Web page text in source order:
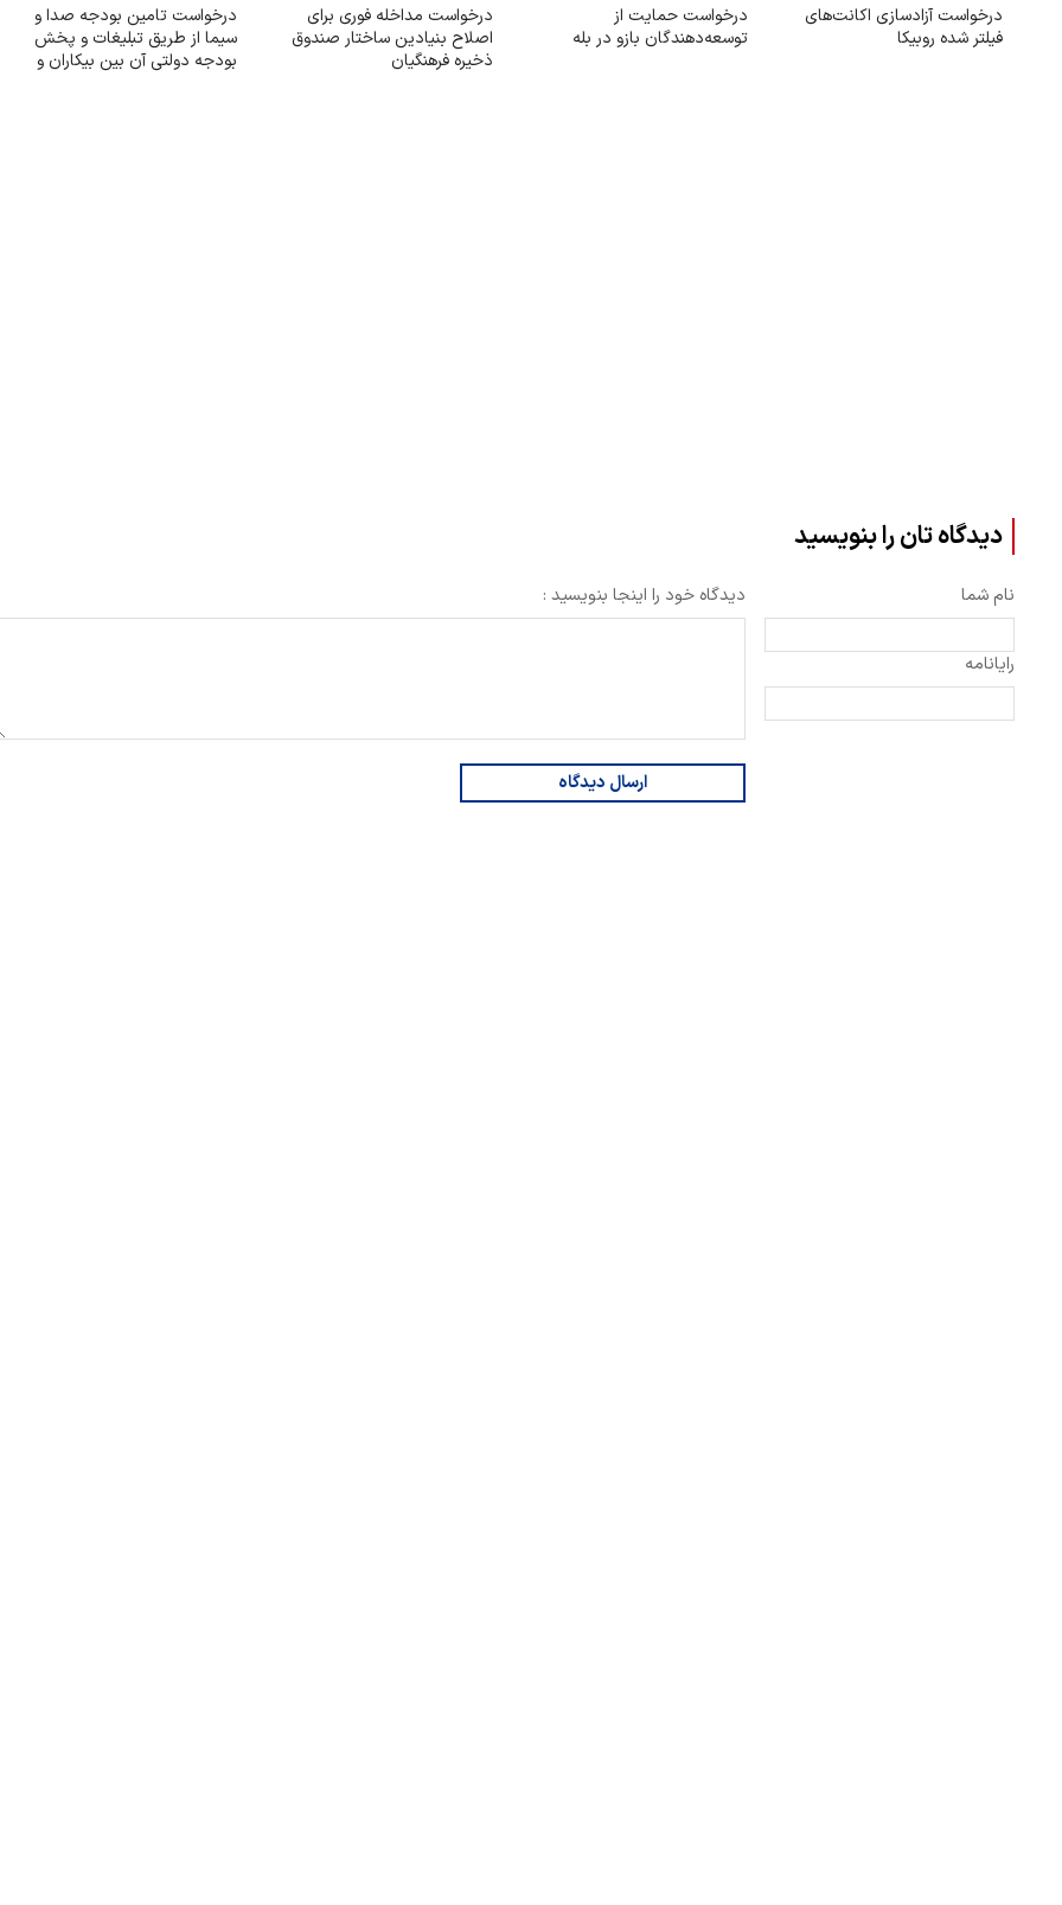
درخواست آزادسازی اکانت‌های
فیلتر شده روبیکا
درخواست حمایت از
توسعه‌دهندگان بازو در بله
درخواست مداخله فوری برای
اصلاح بنیادین ساختار صندوق
ذخیره فرهنگیان
درخواست تامین بودجه صدا و
سیما از طریق تبلیغات و پخش
بودجه دولتی آن بین بیکاران و
دیدگاه تان را بنویسید
نام شما
رایانامه
دیدگاه خود را اینجا بنویسید :
ارسال دیدگاه